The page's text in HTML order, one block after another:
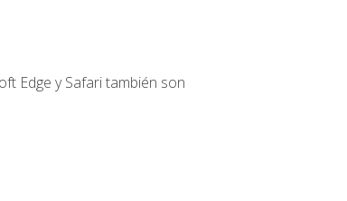
Edge y Safari también son